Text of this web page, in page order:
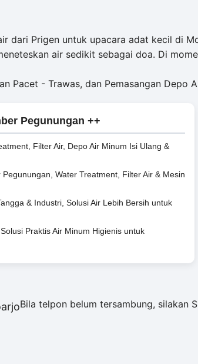
dari Prigen untuk upacara adat kecil di
air sedikit sebagai doa. Di
Pacet - Trawas, dan Pemasangan Depo
Pegunungan ++
Filter Air, Depo Air Minum Isi Ulang &
Water Treatment, Filter Air & Mesin
& Industri, Solusi Air Lebih Bersih untuk
Praktis Air Minum Higienis untuk
Bila telpon belum tersambung, silakan